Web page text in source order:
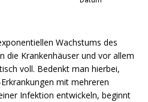
Wachstums des
die Krankenhäuser und vor allem
voll. Bedenkt man hierbei,
mit mehreren
Infektion entwickeln, beginnt